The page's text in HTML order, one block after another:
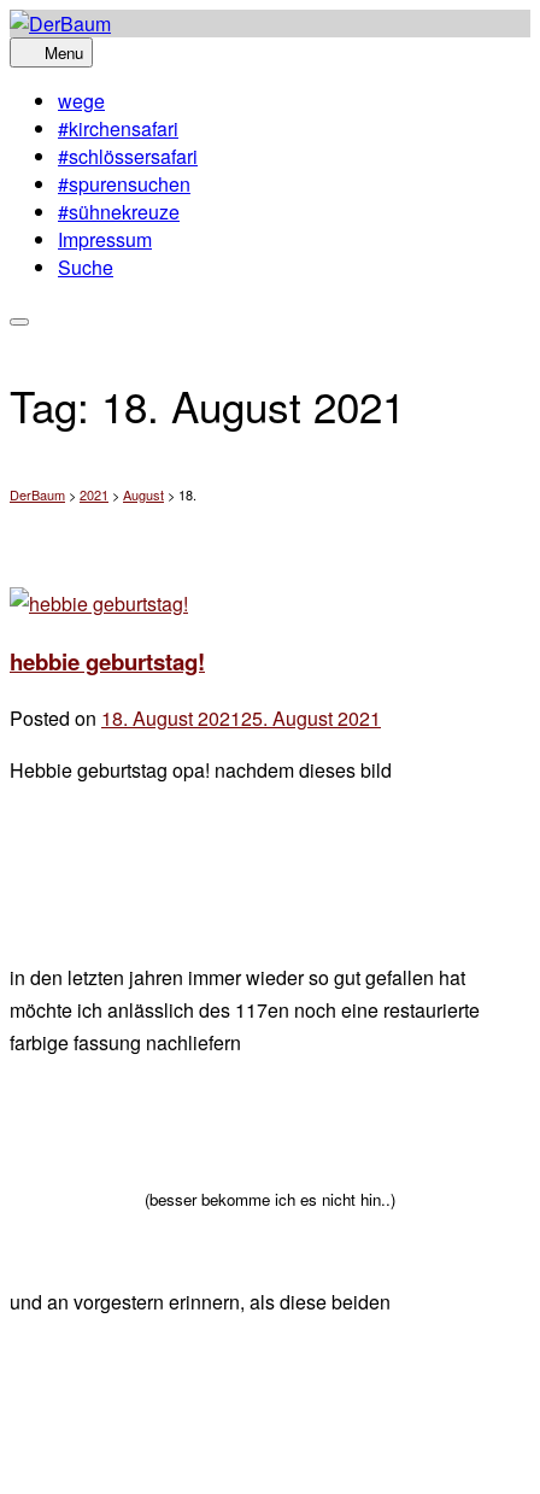
Skip
to
Menu
wege
#kirchensafari
#schlössersafari
#spurensuchen
#sühnekreuze
Impressum
Suche
Tag: 18. August 2021
DerBaum > 2021 > August > 18.
hebbie geburtstag!
Posted on 18. August 202125. August 2021
chef
Hebbie geburtstag opa! nachdem dieses bild
in den letzten jahren immer wieder so gut gefallen hat
möchte ich anlässlich des 117en noch eine restaurierte
farbige fassung nachliefern
(besser bekomme ich es nicht hin..)
und an vorgestern erinnern, als diese beiden